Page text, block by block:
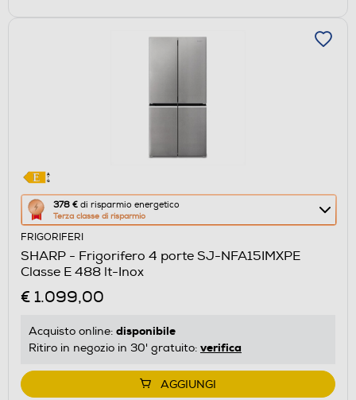
378 € di risparmio energetico
Terza classe di risparmio
Questa
azione
aprirà
il
Calcolatore
di
energetico
di
Youreko.
FRIGORIFERI
SHARP - Frigorifero 4 porte SJ-NFA15IMXPE
Classe E 488 lt-Inox
€ 1.099,00
Acquisto online: disponibile
Ritiro in negozio in 30' gratuito: verifica
AGGIUNGI